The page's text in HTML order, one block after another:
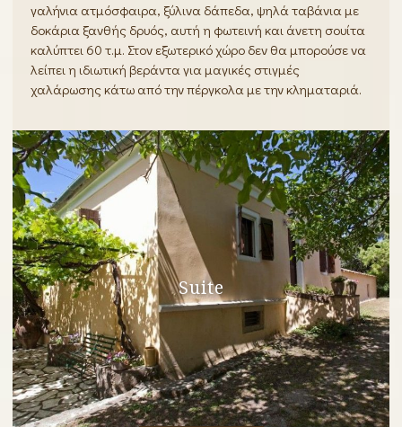
γαλήνια ατμόσφαιρα, ξύλινα δάπεδα, ψηλά ταβάνια με
δοκάρια ξανθής δρυός, αυτή η φωτεινή και άνετη σουίτα
καλύπτει 60 τ.μ. Στον εξωτερικό χώρο δεν θα μπορούσε να
λείπει η ιδιωτική βεράντα για μαγικές στιγμές
χαλάρωσης κάτω από την πέργκολα με την κληματαριά.
Suite